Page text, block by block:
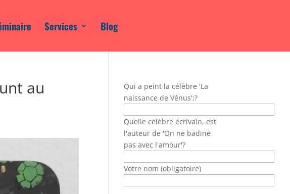
Services Blog
au
Qui a peint la célèbre 'La
naissance de Vénus';?
Quelle célèbre écrivain, est
l'auteur de 'On ne badine
pas avec l'amour'?
Votre nom (obligatoire)